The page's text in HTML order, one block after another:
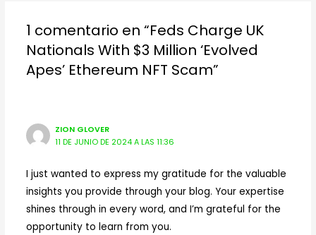
1 comentario en “Feds Charge UK
Nationals With $3 Million ‘Evolved
Apes’ Ethereum NFT Scam”
ZION GLOVER
11 DE JUNIO DE 2024 A LAS 11:36
I just wanted to express my gratitude for the valuable
insights you provide through your blog. Your expertise
shines through in every word, and I’m grateful for the
opportunity to learn from you.